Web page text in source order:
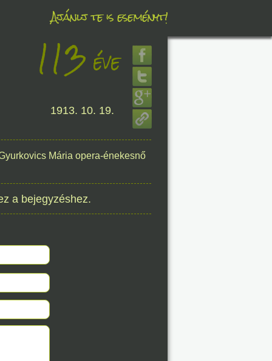
Ajánlj te is eseményt!
07.
113 éve
1913. 10. 19.
Mária opera-énekesnő
a bejegyzéshez.